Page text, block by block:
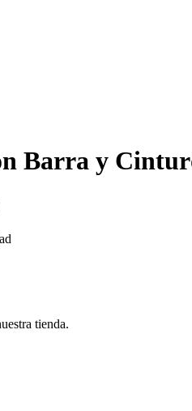
Barra y
tienda.